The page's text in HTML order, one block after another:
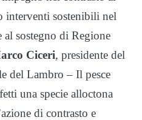
interventi sostenibili nel
al sostegno di Regione
Ciceri, presidente del
del Lambro – Il pesce
una specie alloctona
di contrasto e